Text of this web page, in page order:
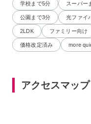
学校まで5分 スーパー
公園まで3分 光ファイ
2LDK ファミリー向け
価格改定済み more
アクセスマップ